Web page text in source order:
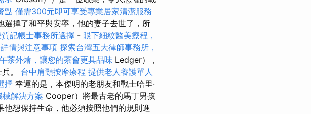
點 僅需300元即可享受專業居家清潔服務
選擇了和平與安寧，他的妻子去世了，所
記帳士事務所選擇 - 眼下細紋醫美療程，
情與注意事項 探索台灣五大律師事務所，
茶外燴，讓您的茶會更具品味 Ledger），
。 台中肩頸按摩療程 提供老人養護單人
擇 幸運的是，本傑明的老朋友和戰士哈里·
械解決方案 Cooper）將最古老的馬丁男孩
想保持生命，他必須按照他們的規則進